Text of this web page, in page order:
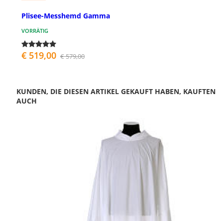
Plisee-Messhemd Gamma
VORRÄTIG
€ 519,00 € 579,00
KUNDEN, DIE DIESEN ARTIKEL GEKAUFT HABEN, KAUFTEN
AUCH